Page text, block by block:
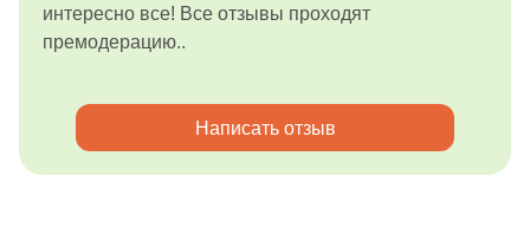
интересно все! Все отзывы проходят
премодерацию..
Написать отзыв